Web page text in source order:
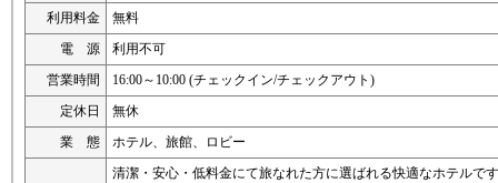
利用料金
無料
電 源
利用不可
営業時間
16:00～10:00 (チェックイン/チェックアウト)
定休日
無休
業 態
ホテル、旅館、ロビー
清潔・安心・低料金にて旅なれた方に選ばれる快適なホテルで